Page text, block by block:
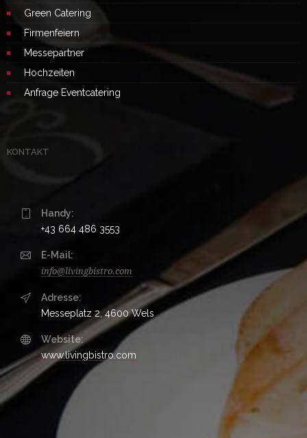
Green Catering
Firmenfeiern
Messepartner
Hochzeiten
Anfrage Eventcatering
KONTAKT
Handy:
+43 664 486 3553
E-Mail:
info@livingbistro.com
Adresse:
Messeplatz 2, 4600 Wels
Website:
www.livingbistro.com